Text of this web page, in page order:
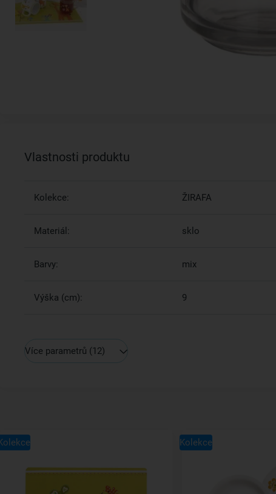
Vlastnosti produktu
Kolekce: ŽIRAFA
Materiál: sklo
Barvy: mix
Výška (cm): 9
Více parametrů (12)
Kolekce